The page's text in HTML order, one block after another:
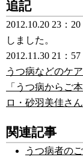
追記
2012.10.20 23：
しました。
2012.11.30 21：
うつ病などのケ
「うつ病からご
ロ・砂羽美佳さ
関連記事
うつ病者の